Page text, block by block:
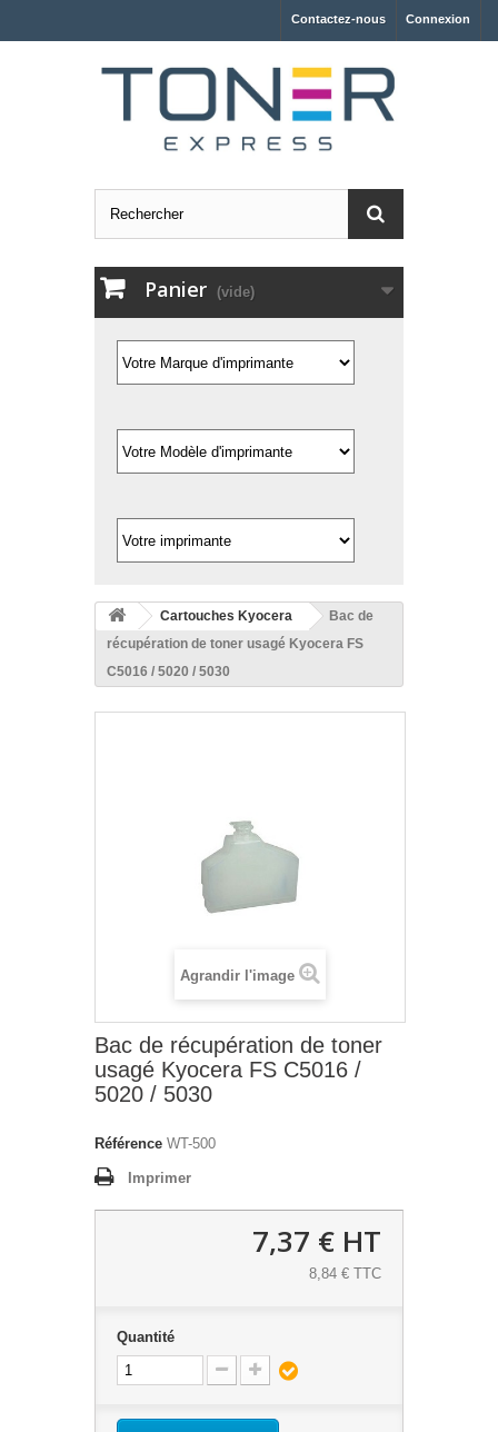
Connexion
Contactez-nous
Panier (vide)
Cartouches Kyocera
Bac de
récupération de toner usagé Kyocera FS
C5016 / 5020 / 5030
Agrandir l'image
Bac de récupération de toner
usagé Kyocera FS C5016 /
5020 / 5030
Référence WT-500
Imprimer
7,37 € HT
8,84 € TTC
Quantité